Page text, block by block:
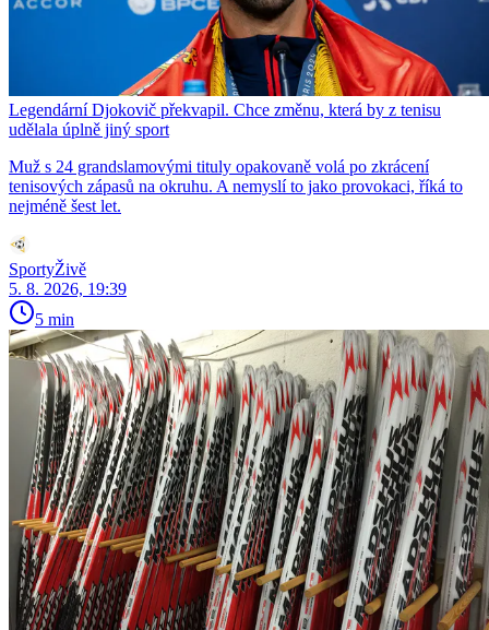
Legendární Djokovič překvapil. Chce změnu, která by z tenisu
udělala úplně jiný sport
Muž s 24 grandslamovými tituly opakovaně volá po zkrácení
tenisových zápasů na okruhu. A nemyslí to jako provokaci, říká to
nejméně šest let.
SportyŽivě
5. 8. 2026, 19:39
5 min